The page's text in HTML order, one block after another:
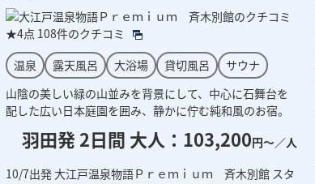
★4点 108件のクチコミ
温泉
露天風呂 大浴場 貸切風呂
サウナ
山陰の美しい緑の山並みを背景にして、中心に石舞台を
配した広い日本庭園を囲み、静かに佇む純和風のお宿。
羽田発 2日間 大人：103,200円～／人
10/7出発 大江戸温泉物語Ｐｒｅｍｉｕｍ 斉木別館 スタ